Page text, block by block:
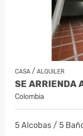
CASA / ALQUILER
Colombia
5 Alcobas / 5